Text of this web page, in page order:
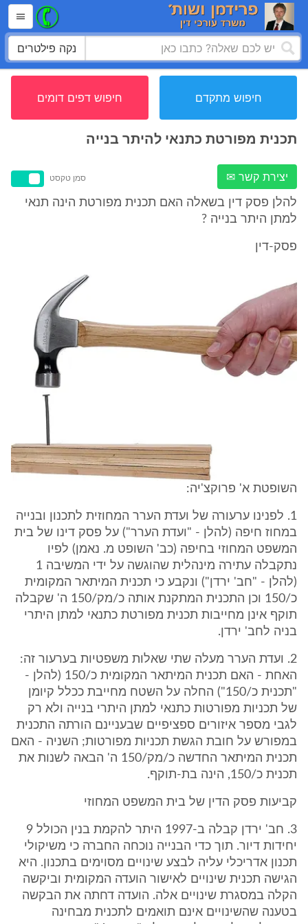
נקה פילטרים
חיפוש מתקדם חיפוש דפים דומים
תכנית מפורטת כתנאי להיתר בנייה
יצירת קשר ✉ סמן טקסט
להלן פסק דין בשאלה האם תכנית מפורטת הינה תנאי
למתן היתר בנייה ?
פסק-דין
השופטת א' פרוקצ'יה:
1. לפנינו ערעורה של ועדת הערר המחוזית לתכנון ובנייה
במחוז חיפה (להלן - "ועדת הערר") על פסק דינו של בית
המשפט המחוזי בחיפה (כב' השופט מ. נאמן) לפיו
נתקבלה עתירה מינהלית שהוגשה על ידי המשיבה 1
(להלן - "חב' ירדן") ונקבע כי תכנית המיתאר המקומית
כ/150 וכן התכנית המתקנת אותה כ/מק/150 ה' שקבלה
תוקף אינן מחייבות תכנית מפורטת כתנאי למתן היתרי
בניה לחב' ירדן.
2. ועדת הערר מעלה שתי שאלות משפטיות בערעור זה:
האחת - האם תכנית המיתאר המקומית כ/150 (להלן -
"תכנית כ/150") החלה על השטח מחייבת ככלל קיומן
של תכניות מפורטות כתנאי למתן היתרי בנייה ולא רק
לגבי מספר איזורים ספציפיים שבעניינם הורתה התכנית
במפורש על חובת הגשת תכניות מפורטות; השניה - האם
תכנית המיתאר החדשה כ/מק/150 ה' הבאה לשנות את
תכנית כ/150, הינה בת-תוקף.
קביעות פסק הדין של בית המשפט המחוזי
3. חב' ירדן קבלה ב-1997 היתר להקמת בנין הכולל 9
יחידות דיור. תוך כדי הבנייה נוכחה החברה כי משיקולי
תכנון אדריכלי עליה לבצע שינויים מסוימים בתכנון. היא
הגישה תכנית שינויים לאישור הועדה המקומית וביקשה
הקלה במסגרת שינויים אלה. הועדה דחתה את הבקשה
בטענה שהשינויים אינם תואמים לתכנית מבחינה